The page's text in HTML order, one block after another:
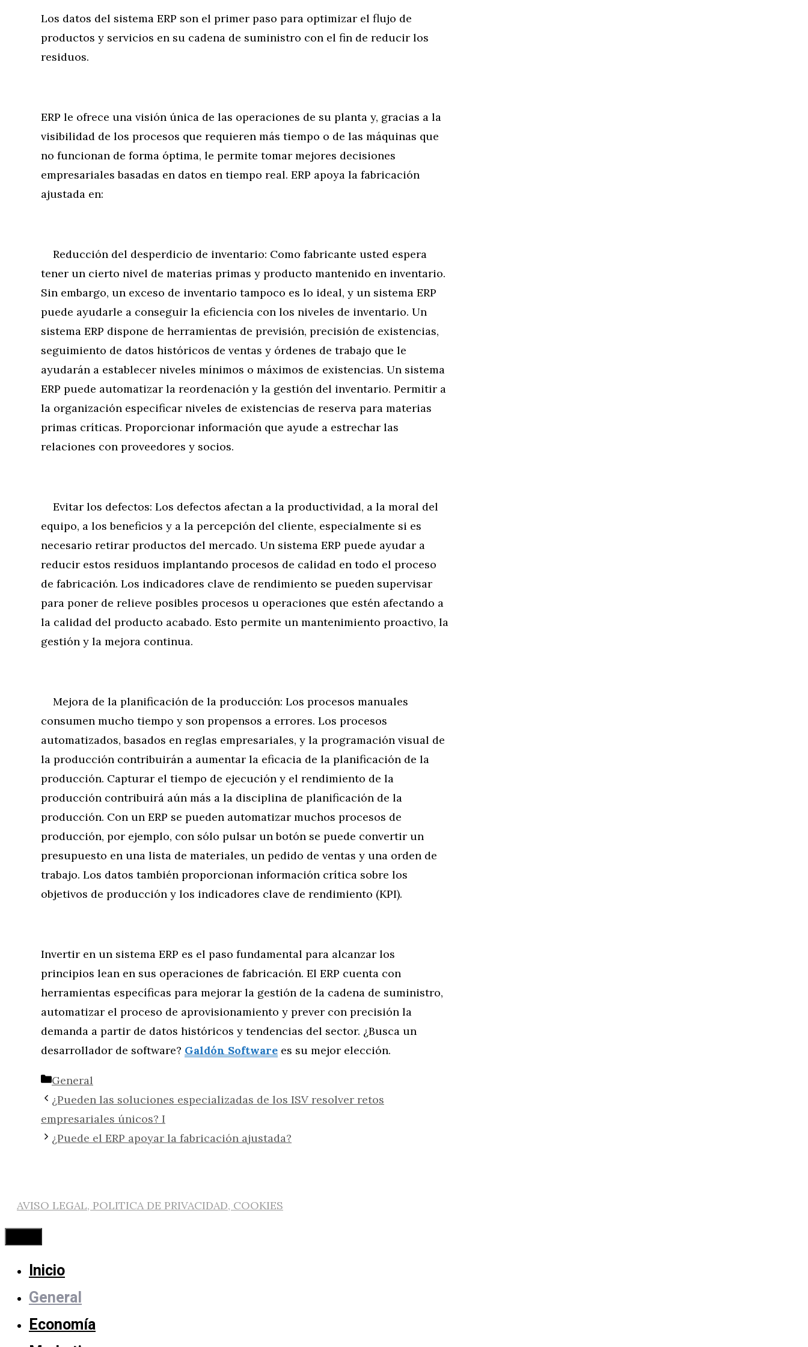
Los datos del sistema ERP son el primer paso para optimizar el flujo de
productos y servicios en su cadena de suministro con el fin de reducir los
residuos.
ERP le ofrece una visión única de las operaciones de su planta y, gracias a la
visibilidad de los procesos que requieren más tiempo o de las máquinas que
no funcionan de forma óptima, le permite tomar mejores decisiones
empresariales basadas en datos en tiempo real. ERP apoya la fabricación
ajustada en:
Reducción del desperdicio de inventario: Como fabricante usted espera
tener un cierto nivel de materias primas y producto mantenido en inventario.
Sin embargo, un exceso de inventario tampoco es lo ideal, y un sistema ERP
puede ayudarle a conseguir la eficiencia con los niveles de inventario. Un
sistema ERP dispone de herramientas de previsión, precisión de existencias,
seguimiento de datos históricos de ventas y órdenes de trabajo que le
ayudarán a establecer niveles mínimos o máximos de existencias. Un sistema
ERP puede automatizar la reordenación y la gestión del inventario. Permitir a
la organización especificar niveles de existencias de reserva para materias
primas críticas. Proporcionar información que ayude a estrechar las
relaciones con proveedores y socios.
Evitar los defectos: Los defectos afectan a la productividad, a la moral del
equipo, a los beneficios y a la percepción del cliente, especialmente si es
necesario retirar productos del mercado. Un sistema ERP puede ayudar a
reducir estos residuos implantando procesos de calidad en todo el proceso
de fabricación. Los indicadores clave de rendimiento se pueden supervisar
para poner de relieve posibles procesos u operaciones que estén afectando a
la calidad del producto acabado. Esto permite un mantenimiento proactivo, la
gestión y la mejora continua.
Mejora de la planificación de la producción: Los procesos manuales
consumen mucho tiempo y son propensos a errores. Los procesos
automatizados, basados en reglas empresariales, y la programación visual de
la producción contribuirán a aumentar la eficacia de la planificación de la
producción. Capturar el tiempo de ejecución y el rendimiento de la
producción contribuirá aún más a la disciplina de planificación de la
producción. Con un ERP se pueden automatizar muchos procesos de
producción, por ejemplo, con sólo pulsar un botón se puede convertir un
presupuesto en una lista de materiales, un pedido de ventas y una orden de
trabajo. Los datos también proporcionan información crítica sobre los
objetivos de producción y los indicadores clave de rendimiento (KPI).
Invertir en un sistema ERP es el paso fundamental para alcanzar los
principios lean en sus operaciones de fabricación. El ERP cuenta con
herramientas específicas para mejorar la gestión de la cadena de suministro,
automatizar el proceso de aprovisionamiento y prever con precisión la
demanda a partir de datos históricos y tendencias del sector. ¿Busca un
desarrollador de software? Galdón Software es su mejor elección.
Categorías
General
¿Pueden las soluciones especializadas de los ISV resolver retos
empresariales únicos? I
¿Puede el ERP apoyar la fabricación ajustada?
AVISO LEGAL, POLITICA DE PRIVACIDAD, COOKIES
Cerrar
Inicio
General
Economía